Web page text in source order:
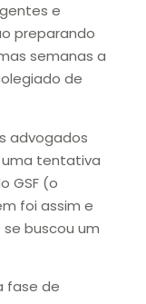
e
preparando
semanas a
de
advogados
tentativa
GSF (o
foi assim e
buscou um
fase de